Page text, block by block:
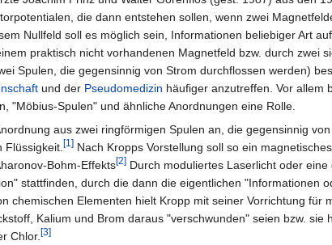
die dann entstehen sollen, wenn zwei
Nullfeld soll es möglich sein, Informationen beliebiger Art
praktisch nicht vorhandenen Magnetfeld bzw. durch zwei
Spulen, die gegensinnig von Strom durchflossen werden)
und der Pseudomedizin häufiger anzutreffen. Vor allem
"Möbius-Spulen" und ähnliche Anordnungen eine Rolle.
aus zwei ringförmigen Spulen an, die gegensinnig
Flüssigkeit.[1] Nach Kropps Vorstellung soll so ein
Bohm-Effekts[2] Durch moduliertes Laserlicht oder
stattfinden, durch die dann die eigentlichen "Informationen
chemischen Elementen hielt Kropp mit seiner Vorrichtung
Kalium und Brom daraus "verschwunden" seien bzw.
Chlor.[3]